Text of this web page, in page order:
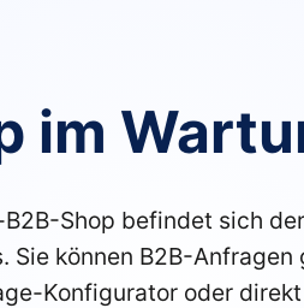
im
Shop befindet sich
Sie können B2B-
Konfigurator oder